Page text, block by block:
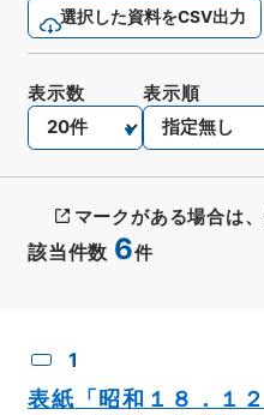
選択した資料をCSV出力
該当件数 6件
表示数 表示順
マークがある場合は
1
表紙「昭和１８．１